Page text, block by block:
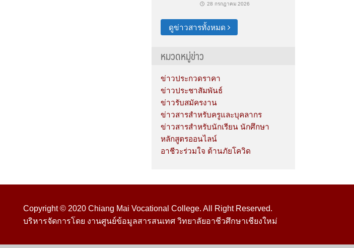
28 กรกฎาคม 2026
ดูข่าวสารทั้งหมด
หมวดหมู่ข่าว
ข่าวประกวดราคา
ข่าวประชาสัมพันธ์
ข่าวรับสมัครงาน
ข่าวสารสำหรับครูและบุคลากร
ข่าวสารสำหรับนักเรียน นักศึกษา
หลักสูตรออนไลน์
อาชีวะร่วมใจ ต้านภัยโควิด
Copyright © 2020 Chiang Mai Vocational College. All Right Reserved.
บริหารจัดการโดย งานศูนย์ข้อมูลสารสนเทศ วิทยาลัยอาชีวศึกษาเชียงใหม่